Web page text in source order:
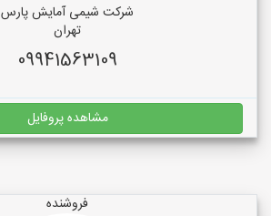
شرکت شیمی آمایش پارس
تهران
09941563109
مشاهده پروفایل
فروشنده